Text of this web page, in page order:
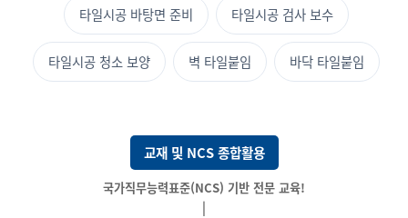
타일시공 바탕면 준비 타일시공 검사 보수
타일시공 청소 보양 벽 타일붙임 바닥 타일붙임
교재 및 NCS 종합활용
국가직무능력표준(NCS)
|